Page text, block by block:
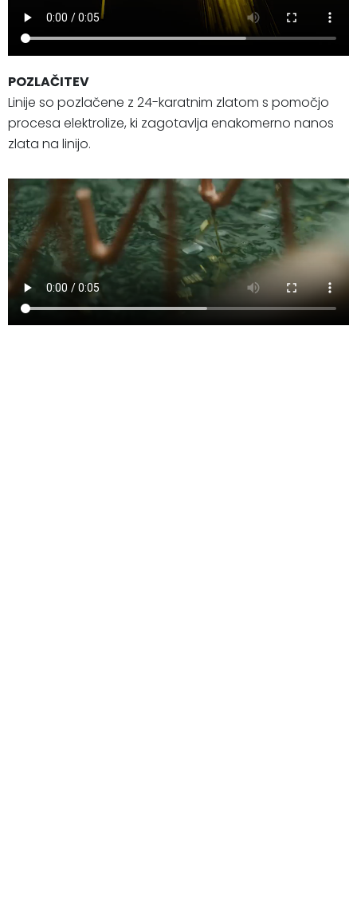
POZLAČITEV
Linije so pozlačene z 24-karatnim zlatom s pomočjo
procesa elektrolize, ki zagotavlja enakomerno nanos
zlata na linijo.